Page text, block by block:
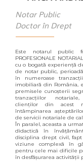
Notar Public
Doctor în Drept
Este notarul public
PROFESIONALE
cu o bogată experiență
de notar public,
în numeroase
imobiliară din România,
premisele cunoșterii
tranzacțiilor
clienților din acest
întâmpinarea
de servicii notariale de
În paralel, aceasta a
didactică în
disciplina drept civil,
viziune complexă în
pentru cele mai dificile
în desfășurarea activității